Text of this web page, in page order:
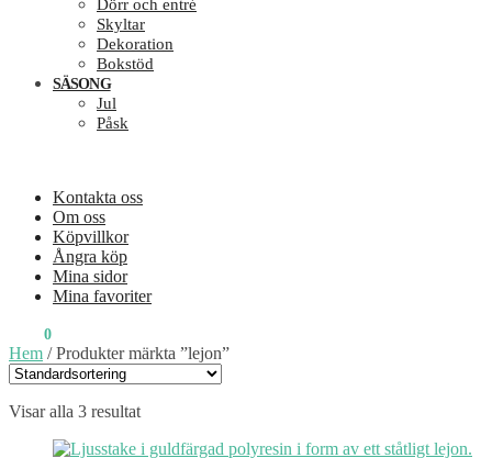
Dörr och entré
Skyltar
Dekoration
Bokstöd
SÄSONG
Jul
Påsk
Kontakta oss
Om oss
Köpvillkor
Ångra köp
Mina sidor
Mina favoriter
0
Hem /Produkter märkta ”lejon”
Visar alla 3 resultat